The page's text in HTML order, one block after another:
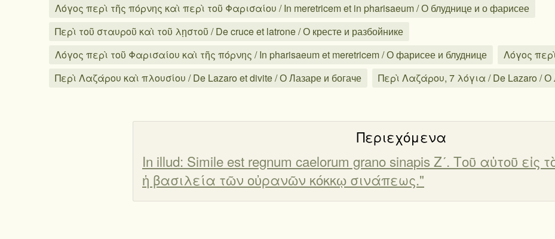
Λόγος περὶ τῆς πόρνης καὶ περὶ τοῦ Φαρισαίου / In meretricem et in pharisaeum / О блуднице и о фарисее
Περὶ τοῦ σταυροῦ καὶ τοῦ λῃστοῦ / De cruce et latrone / О кресте и разбойнике
Λόγος περὶ τοῦ Φαρισαίου καὶ τῆς πόρνης / In pharisaeum et meretricem / О фарисее и блуднице
Λόγος
Περὶ Λαζάρου καὶ πλουσίου / De Lazaro et divite / О Лазаре и богаче
Περὶ Λαζάρου, 7 λόγια / De Lazaro / О
Περιεχόμενα
In illud: Simile est regnum caelorum grano sinapis Ζʹ. Τοῦ αὐτοῦ εἰς
ἡ βασιλεία τῶν οὐρανῶν κόκκῳ σινάπεως."